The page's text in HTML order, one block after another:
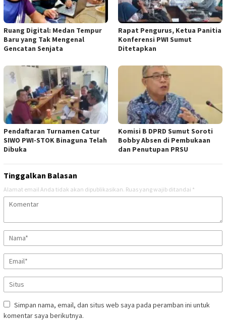
Ruang Digital: Medan Tempur
Baru yang Tak Mengenal
Gencatan Senjata
Rapat Pengurus, Ketua Panitia
Konferensi PWI Sumut
Ditetapkan
Pendaftaran Turnamen Catur
SIWO PWI-STOK Binaguna Telah
Dibuka
Komisi B DPRD Sumut Soroti
Bobby Absen di Pembukaan
dan Penutupan PRSU
Tinggalkan Balasan
Alamat email Anda tidak akan dipublikasikan. Ruas yang wajib ditandai *
Simpan nama, email, dan situs web saya pada peramban ini untuk
komentar saya berikutnya.